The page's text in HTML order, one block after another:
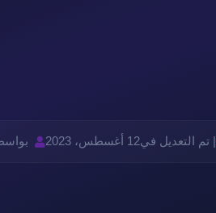
| تم التعديل في12 أغسطس، 2023